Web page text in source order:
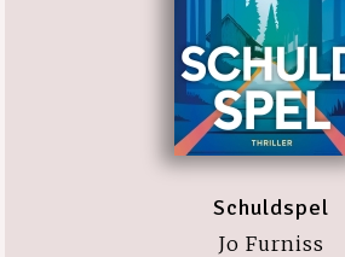
Schuldspel
Jo Furniss